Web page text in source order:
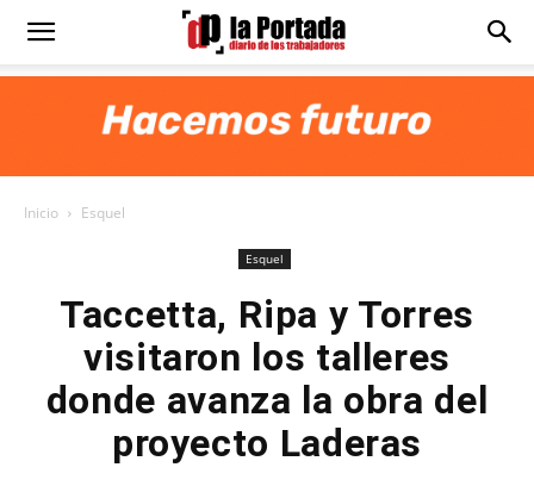
Diario
Inicio Esquel
Esquel
Taccetta, Ripa y Torres
visitaron los talleres
donde avanza la obra del
proyecto Laderas